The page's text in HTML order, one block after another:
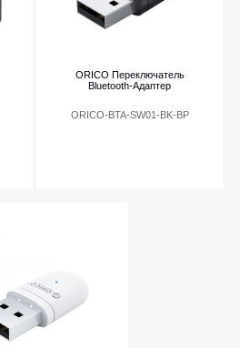
ORICO Переключатель
Bluetooth-Адаптер
ORICO-BTA-SW01-BK-BP